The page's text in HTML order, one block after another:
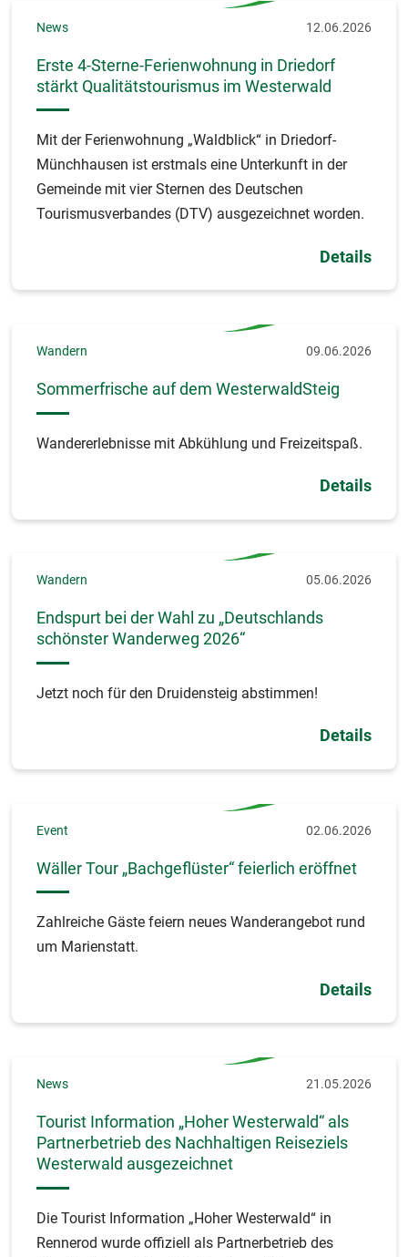
News 12.06.2026
Erste 4-Sterne-Ferienwohnung in Driedorf
stärkt Qualitätstourismus im Westerwald
Mit der Ferienwohnung „Waldblick“ in Driedorf-
Münchhausen ist erstmals eine Unterkunft in der
Gemeinde mit vier Sternen des Deutschen
Tourismusverbandes (DTV) ausgezeichnet worden.
Details
Wandern 09.06.2026
Sommerfrische auf dem WesterwaldSteig
Wandererlebnisse mit Abkühlung und Freizeitspaß.
Details
Wandern 05.06.2026
Endspurt bei der Wahl zu „Deutschlands
schönster Wanderweg 2026“
Jetzt noch für den Druidensteig abstimmen!
Details
Event 02.06.2026
Wäller Tour „Bachgeflüster“ feierlich eröffnet
Zahlreiche Gäste feiern neues Wanderangebot rund
um Marienstatt.
Details
News 21.05.2026
Tourist Information „Hoher Westerwald“ als
Partnerbetrieb des Nachhaltigen Reiseziels
Westerwald ausgezeichnet
Die Tourist Information „Hoher Westerwald“ in
Rennerod wurde offiziell als Partnerbetrieb des